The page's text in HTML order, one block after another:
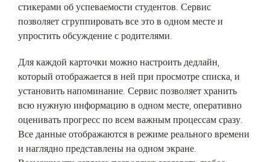
стикерами об успеваемости студентов. Сервис
позволяет сгруппировать все это в одном месте и
упростить обсуждение с родителями.
Для каждой карточки можно настроить дедлайн,
который отображается в ней при просмотре списка, и
установить напоминание. Сервис позволяет хранить
всю нужную информацию в одном месте, оперативно
оценивать прогресс по всем важным процессам сразу.
Все данные отображаются в режиме реального времени
и наглядно представлены на одном экране.